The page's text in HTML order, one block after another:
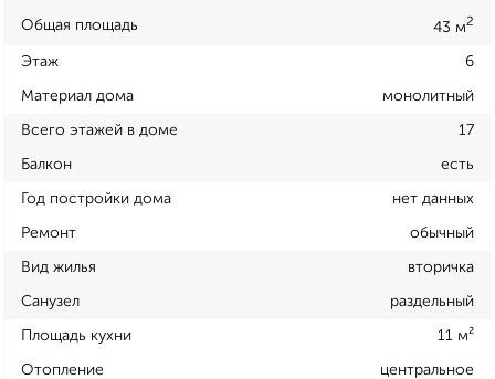
Общая площадь 43 м2
Этаж 6
Материал дома монолитный
Всего этажей в доме 17
Балкон есть
Год постройки дома нет данных
Ремонт обычный
Вид жилья вторичка
Санузел раздельный
Площадь кухни 11 м²
Отопление центральное